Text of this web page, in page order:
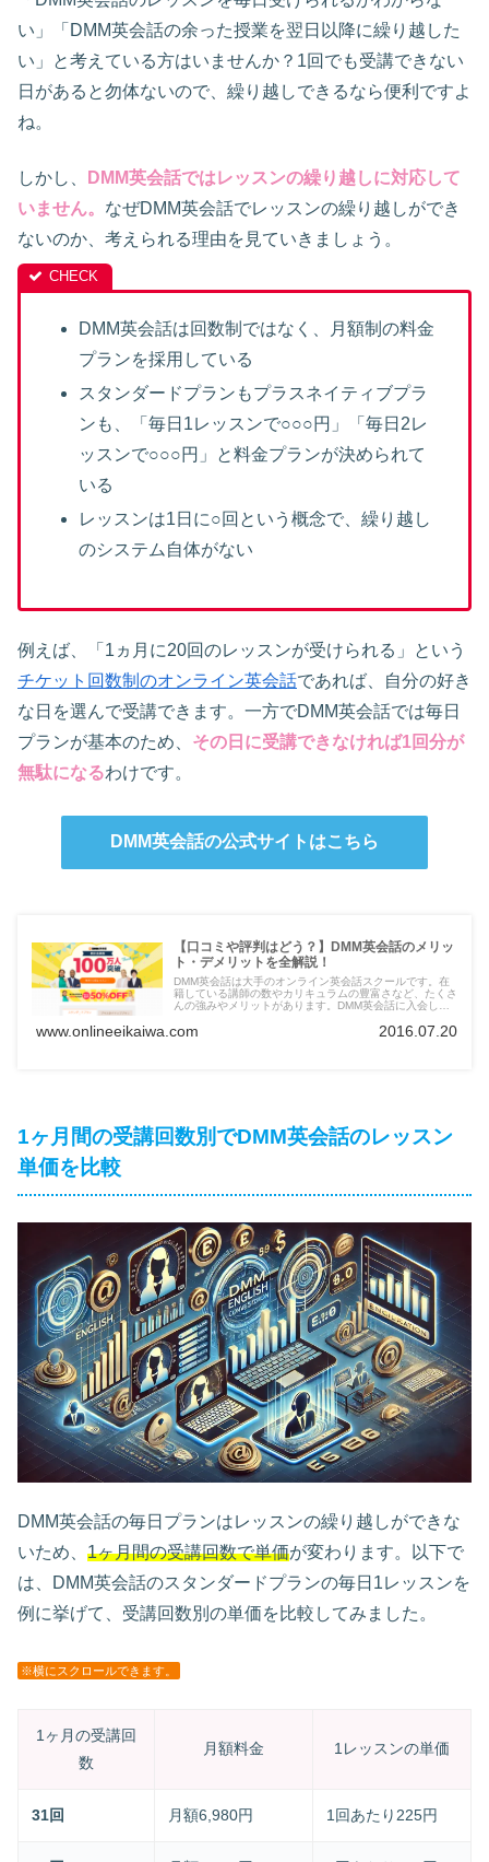
い」「DMM英会話の余った授業を翌日以降に繰り越した
い」と考えている方はいませんか？1回でも受講できない
日があると勿体ないので、繰り越しできるなら便利ですよ
ね。
しかし、
DMM英会話ではレッスンの繰り越しに対応して
いません。 なぜDMM英会話でレッスンの繰り越しができ
ないのか、考えられる理由を見ていきましょう。
DMM英会話は回数制ではなく、月額制の料金
プランを採用している
スタンダードプランもプラスネイティブプラ
ンも、「毎日1レッスンで○○○円」「毎日2レ
ッスンで○○○円」と料金プランが決められて
いる
レッスンは1日に○回という概念で、繰り越し
のシステム自体がない
例えば、「1ヵ月に20回のレッスンが受けられる」という
チケット回数制のオンライン英会話であれば、自分の好き
な日を選んで受講できます。一方でDMM英会話では毎日
プランが基本のため、 その日に受講できなければ1回分が
無駄になるわけです。
DMM英会話の公式サイトはこちら
【口コミや評判はどう？】DMM英会話のメリッ
ト・デメリットを全解説！
DMM英会話は大手のオンライン英会話スクールです。在
籍している講師の数やカリキュラムの豊富さなど、たくさ
んの強みやメリットがあります。DMM英会話に入会しよ
おきましょう。
www.onlineeikaiwa.com 2016.07.20
1ヶ月間の受講回数別でDMM英会話のレッスン
単価を比較
DMM英会話の毎日プランはレッスンの繰り越しができな
いため、 1ヶ月間の受講回数で単価が変わります。以下で
は、DMM英会話のスタンダードプランの毎日1レッスンを
例に挙げて、受講回数別の単価を比較してみました。
※横にスクロールできます。
1ヶ月の受講回
数
月額料金 1レッスンの単価
31回 月額6,980円 1回あたり225円